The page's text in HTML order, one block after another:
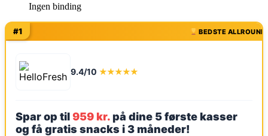
Ingen binding
BEDSTE ALLROUND
#1
9.4/10 ★★★★★
Spar op til959 kr.på dine 5 første kasser
og få gratis snacks i 3 måneder!